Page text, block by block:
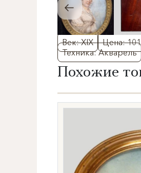
Век: XIX Цена: 101
Техника: Акварель
Похожие